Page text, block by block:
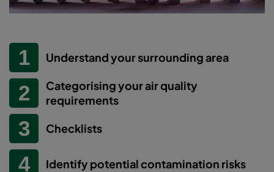
Understand your surrounding area
Categorising your air quality
requirements
Checklists
Identify potential contamination risks